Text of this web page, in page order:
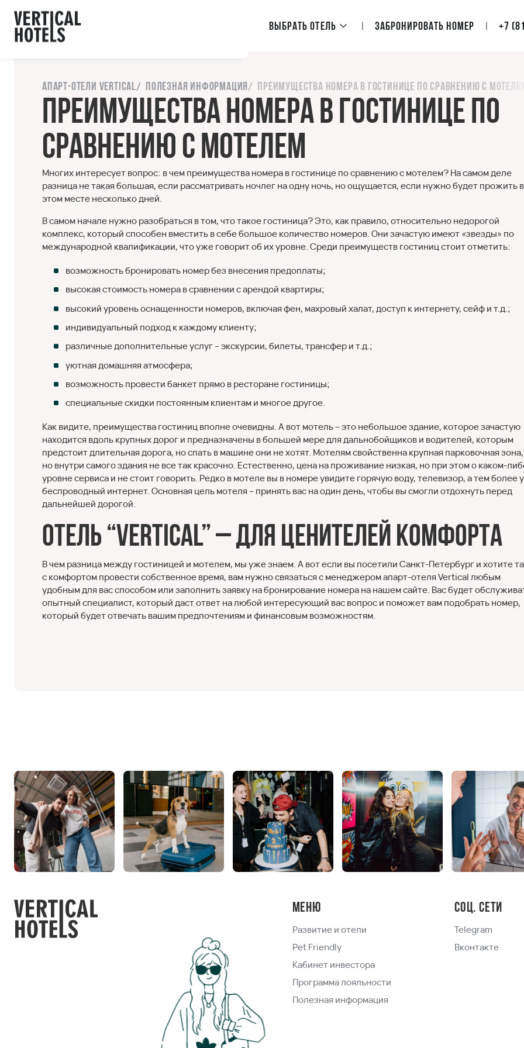
Выбрать отель Забронировать номер +7
Апарт-отели Vertical Полезная информация Преимущества номера в гостинице по сравнению с
Преимущества номера в гостинице по
сравнению с мотелем
Многих интересует вопрос: в чем преимущества номера в гостинице по сравнению с мотелем? На самом деле
разница не такая большая, если рассматривать ночлег на одну ночь, но ощущается, если нужно будет прожить в
этом месте несколько дней.
В самом начале нужно разобраться в том, что такое гостиница? Это, как правило, относительно недорогой
комплекс, который способен вместить в себе большое количество номеров. Они зачастую имеют «звезды» по
международной квалификации, что уже говорит об их уровне. Среди преимуществ гостиниц стоит отметить:
возможность бронировать номер без внесения предоплаты;
высокая стоимость номера в сравнении с арендой квартиры;
высокий уровень оснащенности номеров, включая фен, махровый халат, доступ к интернету, сейф и т.д.;
индивидуальный подход к каждому клиенту;
различные дополнительные услуг – экскурсии, билеты, трансфер и т.д.;
уютная домашняя атмосфера;
возможность провести банкет прямо в ресторане гостиницы;
специальные скидки постоянным клиентам и многое другое.
Как видите, преимущества гостиниц вполне очевидны. А вот мотель – это небольшое здание, которое зачастую
находится вдоль крупных дорог и предназначены в большей мере для дальнобойщиков и водителей, которым
предстоит длительная дорога, но спать в машине они не хотят. Мотелям свойственна крупная парковочная зона,
но внутри самого здания не все так красочно. Естественно, цена на проживание низкая, но при этом о каком-
уровне сервиса и не стоит говорить. Редко в мотеле вы в номере увидите горячую воду, телевизор, а тем более
беспроводный интернет. Основная цель мотеля – принять вас на один день, чтобы вы смогли отдохнуть перед
дальнейшей дорогой.
Отель “Vertical” – для ценителей комфорта
В чем разница между гостиницей и мотелем, мы уже знаем. А вот если вы посетили Санкт-Петербург и хотите
с комфортом провести собственное время, вам нужно связаться с менеджером апарт-отеля Vertical любым
удобным для вас способом или заполнить заявку на бронирование номера на нашем сайте. Вас будет
опытный специалист, который даст ответ на любой интересующий вас вопрос и поможет вам подобрать номер,
который будет отвечать вашим предпочтениям и финансовым возможностям.
Меню
Развитие и отели
Pet Friendly
Кабинет инвестора
Программа лояльности
Полезная информация
Соц. сети
Telegram
Вконтакте
с сайтом.